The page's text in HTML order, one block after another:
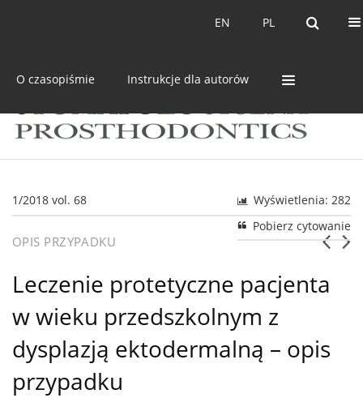
PL
EN PL
EN
O czasopiśmie Instrukcje dla autorów
1/2018 vol. 68
Wyświetlenia: 282
Pobierz cytowanie
OPIS PRZYPADKU
Leczenie protetyczne pacjenta
w wieku przedszkolnym z
dysplazją ektodermalną – opis
przypadku